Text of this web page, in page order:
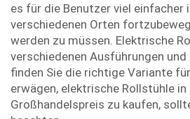
es für die Benutzer viel einfacher
verschiedenen Orten
werden zu müssen. Elektrische
verschiedenen Ausführungen und
finden Sie die richtige Variante
erwägen, elektrische Rollstühle
Großhandelspreis zu kaufen,